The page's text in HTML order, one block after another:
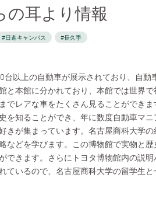
の耳より情報
#日進キャンパス #長久手
以上の自動車が展示されており、自動
と本館に分かれており、本館では世界
でレアな車をたくさん見ることができま
を知ることができ、年に数度自動車マ
きが集まっています。名古屋商科大学
などを学びます。この博物館で実物と
できます。さらにトヨタ博物館内の説
ているので、名古屋商科大学の留学生